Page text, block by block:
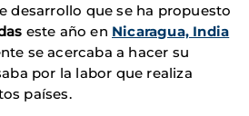
desarrollo que se ha propuesto
este año en Nicaragua, India
se acercaba a hacer su
por la labor que realiza
países.